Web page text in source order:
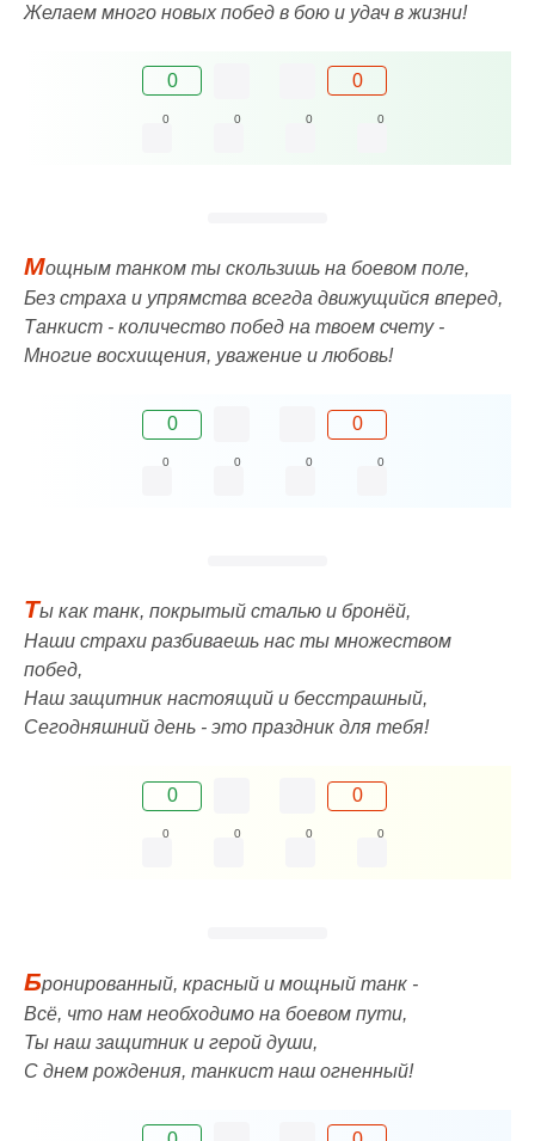
Желаем много новых побед в бою и удач в жизни!
0 0
0 0 0 0
Мощным танком ты скользишь на боевом поле,
Без страха и упрямства всегда движущийся вперед,
Танкист - количество побед на твоем счету -
Многие восхищения, уважение и любовь!
0 0
0 0 0 0
Ты как танк, покрытый сталью и бронёй,
Наши страхи разбиваешь нас ты множеством
побед,
Наш защитник настоящий и бесстрашный,
Сегодняшний день - это праздник для тебя!
0 0
0 0 0 0
Бронированный, красный и мощный танк -
Всё, что нам необходимо на боевом пути,
Ты наш защитник и герой души,
С днем рождения, танкист наш огненный!